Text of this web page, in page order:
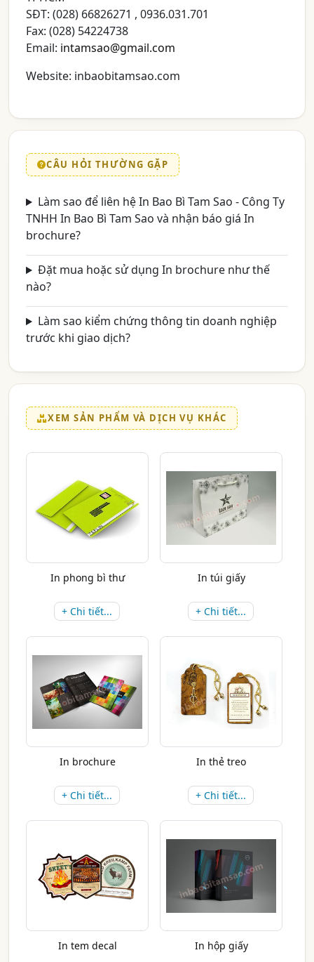
SĐT: (028) 66826271 , 0936.031.701
Fax: (028) 54224738
Email: intamsao@gmail.com
Website: inbaobitamsao.com
CÂU HỎI THƯỜNG GẶP
Làm sao để liên hệ In Bao Bì Tam Sao - Công Ty
TNHH In Bao Bì Tam Sao và nhận báo giá In
brochure?
Đặt mua hoặc sử dụng In brochure như thế
nào?
Làm sao kiểm chứng thông tin doanh nghiệp
trước khi giao dịch?
XEM SẢN PHẨM VÀ DỊCH VỤ KHÁC
In phong bì thư
+ Chi tiết...
In túi giấy
+ Chi tiết...
In brochure
+ Chi tiết...
In thẻ treo
+ Chi tiết...
In tem decal In hộp giấy